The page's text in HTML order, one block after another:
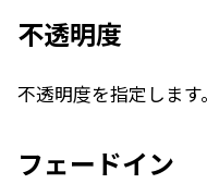
不透明度
不透明度を指定します。
フェードイン